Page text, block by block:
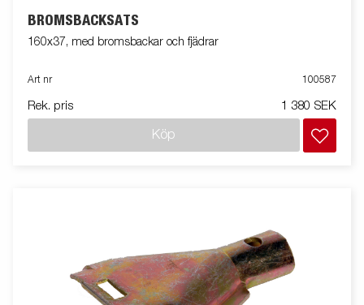
BROMSBACKSATS
160x37, med bromsbackar och fjädrar
Art nr 100587
Rek. pris 1 380 SEK
Köp